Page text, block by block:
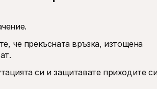
че прекъсната връзка, изтощена
си и защитавате приходите